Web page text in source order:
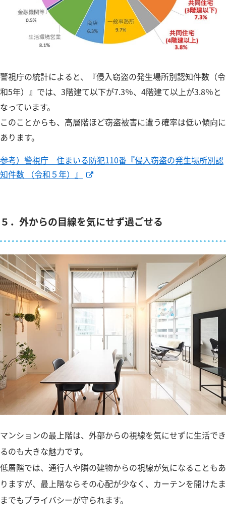
警視庁の統計によると、『侵入窃盗の発生場所別認知件数（令
和5年）』では、3階建て以下が7.3％、4階建て以上が3.8％と
なっています。
このことからも、高層階ほど窃盗被害に遭う確率は低い傾向に
あります。
参考）警視庁 住まいる防犯110番『侵入窃盗の発生場所別認
知件数 （令和５年）』
５．外からの目線を気にせず過ごせる
マンションの最上階は、外部からの視線を気にせずに生活でき
るのも大きな魅力です。
低層階では、通行人や隣の建物からの視線が気になることもあ
りますが、最上階ならその心配が少なく、カーテンを開けたま
までもプライバシーが守られます。